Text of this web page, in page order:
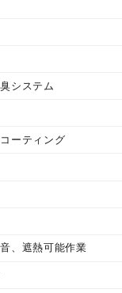
システム
ーティング
、遮熱可能作業